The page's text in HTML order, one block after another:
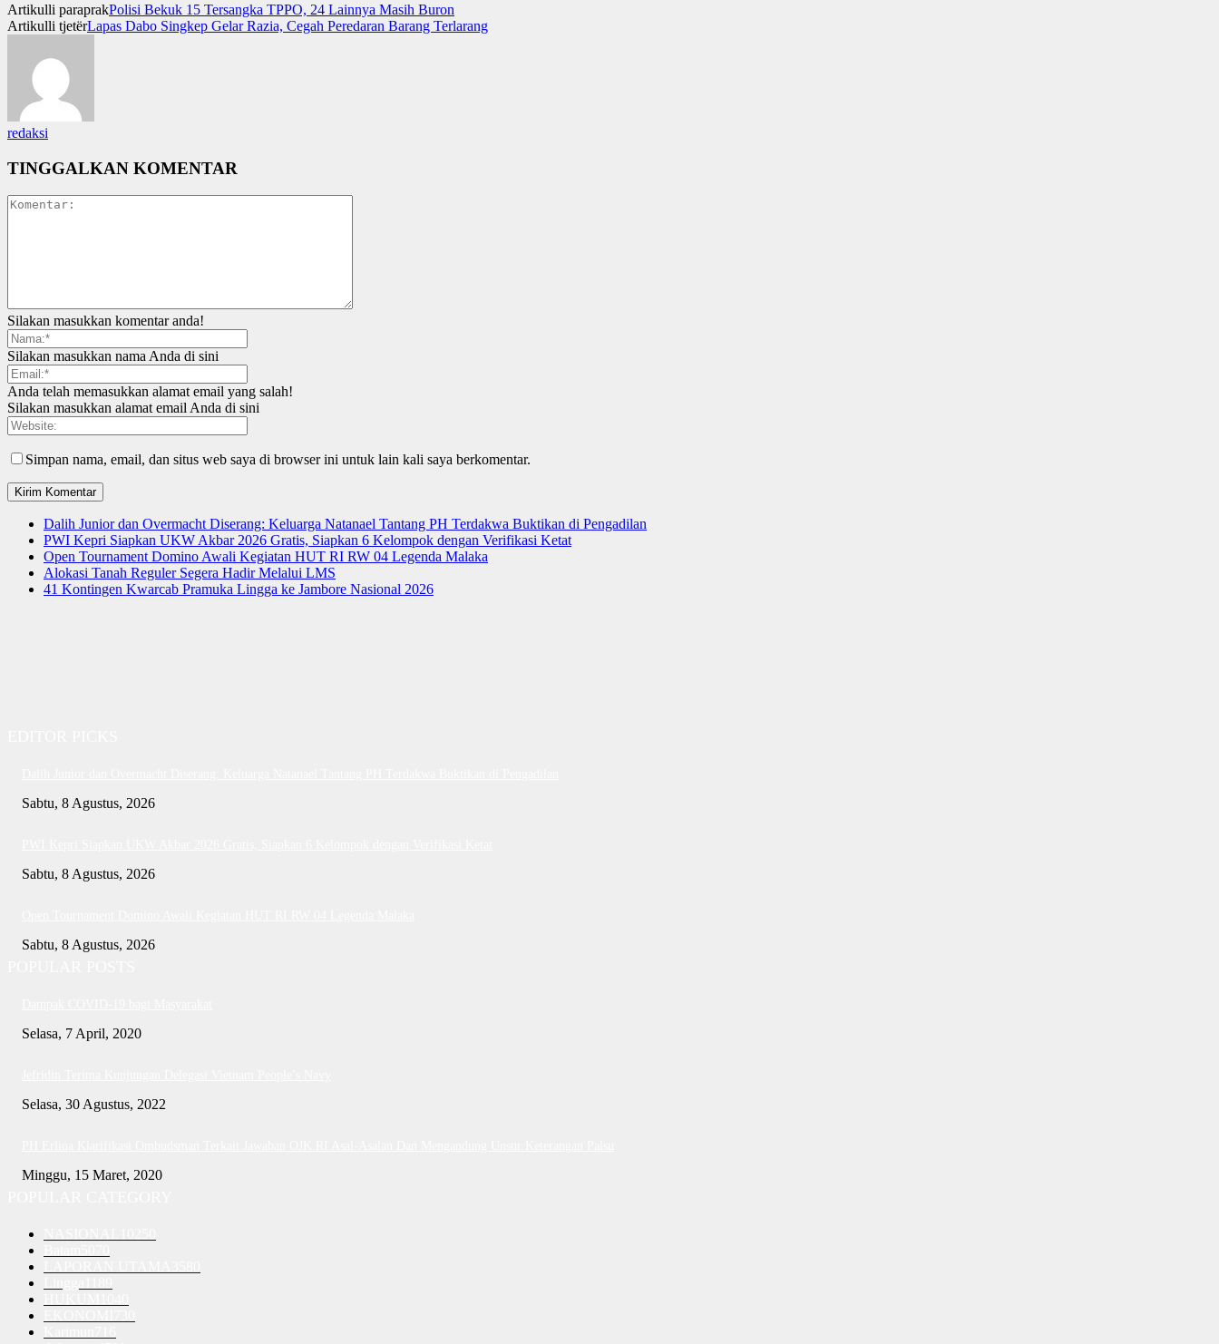
Artikulli paraprakPolisi Bekuk 15 Tersangka TPPO, 24 Lainnya Masih Buron
Artikulli tjetërLapas Dabo Singkep Gelar Razia, Cegah Peredaran Barang Terlarang
redaksi
TINGGALKAN KOMENTAR
Silakan masukkan komentar anda!
Silakan masukkan nama Anda di sini
Anda telah memasukkan alamat email yang salah!
Silakan masukkan alamat email Anda di sini
Simpan nama, email, dan situs web saya di browser ini untuk lain kali saya berkomentar.
Dalih Junior dan Overmacht Diserang: Keluarga Natanael Tantang PH Terdakwa Buktikan di Pengadilan
PWI Kepri Siapkan UKW Akbar 2026 Gratis, Siapkan 6 Kelompok dengan Verifikasi Ketat
Open Tournament Domino Awali Kegiatan HUT RI RW 04 Legenda Malaka
Alokasi Tanah Reguler Segera Hadir Melalui LMS
41 Kontingen Kwarcab Pramuka Lingga ke Jambore Nasional 2026
Sabtu, 8 Agustus, 2026
Sabtu, 8 Agustus, 2026
Sabtu, 8 Agustus, 2026
Selasa, 7 April, 2020
Selasa, 30 Agustus, 2022
Minggu, 15 Maret, 2020